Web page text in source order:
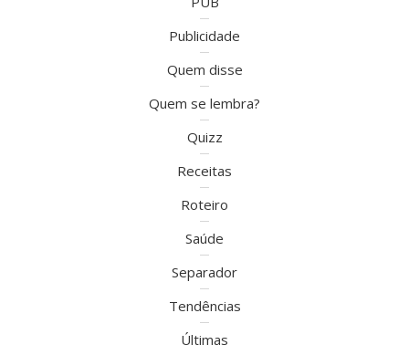
Publicidade
Quem disse
Quem se lembra?
Quizz
Receitas
Roteiro
Saúde
Separador
Tendências
Últimas